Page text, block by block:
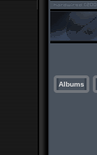
Albums